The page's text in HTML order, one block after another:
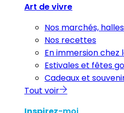
Art de vivre
Nos marchés,
Nos recettes
En immersion
Estivales et fêtes
Cadeaux et
Tout voir